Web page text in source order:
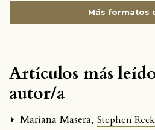
Más formatos
Artículos más
autor/a
Mariana Masera, Stephen